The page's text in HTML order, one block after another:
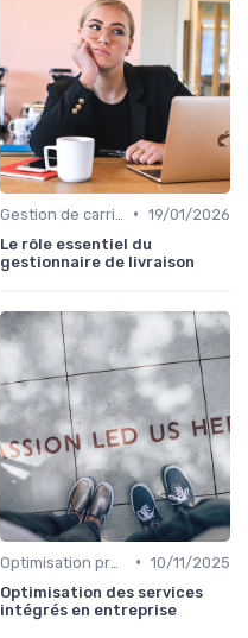
• 19/01/2026
Le rôle essentiel du
gestionnaire de livraison
• 10/11/2025
Optimisation des services
intégrés en entreprise